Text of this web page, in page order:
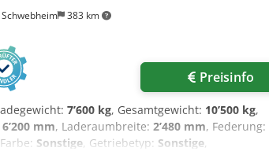
383 km
Preisinfo
7’600 kg, Gesamtgewicht: 10’500 kg,
6’200 mm, Laderaumbreite: 2’480 mm, Federung:
Sonstige, Getriebetyp: Sonstige,